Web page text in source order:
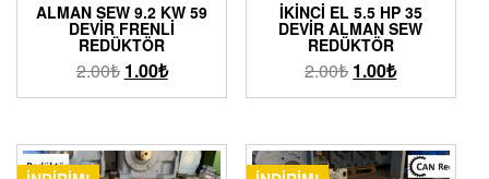
ALMAN SEW 9.2 KW 59
DEVIR FRENLI
REDÜKTÖR
2.00₺ 1.00₺
İKINCI EL 5.5 HP 35
DEVIR ALMAN SEW
REDÜKTÖR
2.00₺ 1.00₺